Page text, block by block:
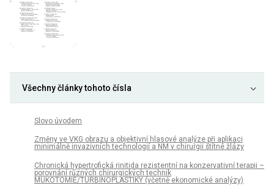
Všechny články tohoto čísla
Slovo úvodem
Změny ve VKG obrazu a objektivní hlasové analýze při aplikaci
minimálně invazivních technologií a NM v chirurgii štítné žlázy
Chronická hypertrofická rinitida rezistentní na konzervativní terapii –
porovnání různých chirurgických technik
MUKOTOMIE/TURBINOPLASTIKY (včetně ekonomické analýzy)